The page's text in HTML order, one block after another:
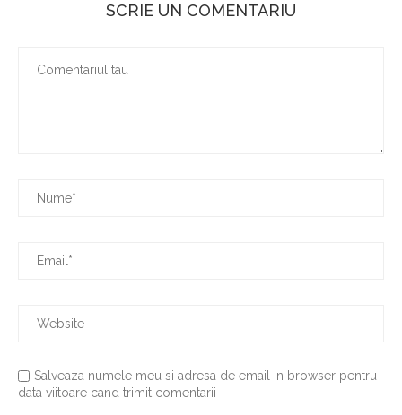
SCRIE UN COMENTARIU
Salveaza numele meu si adresa de email in browser pentru
data viitoare cand trimit comentarii